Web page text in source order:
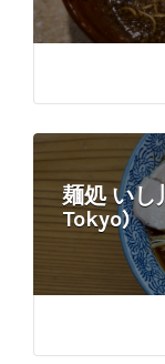
麺処 い
Tokyo)